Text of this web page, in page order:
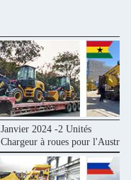
Janvier 2024 -2 Unités
Chargeur à roues pour